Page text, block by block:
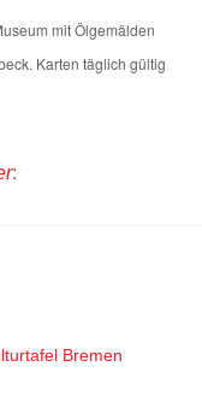
mit Ölgemälden
Karten täglich gültig
:
Bremen